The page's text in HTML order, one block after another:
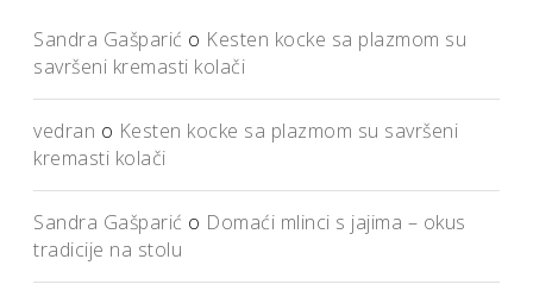
Sandra Gašparić o Kesten kocke sa plazmom su
savršeni kremasti kolači
vedran o Kesten kocke sa plazmom su savršeni
kremasti kolači
Sandra Gašparić o Domaći mlinci s jajima – okus
tradicije na stolu